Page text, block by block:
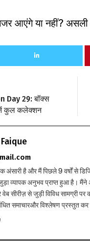
आएंगे या नहीं? असली
Day 29: बॉक्स
कुल कलेक्शन
अंसारी है और मैं पिछले 9 वर्षों से
व्यापक अनुभव प्राप्त हुआ है। मैंने
सीरीज़ से जुड़ी विविध सामग्री
समाचारऔर विश्लेषण प्रस्तुत कर